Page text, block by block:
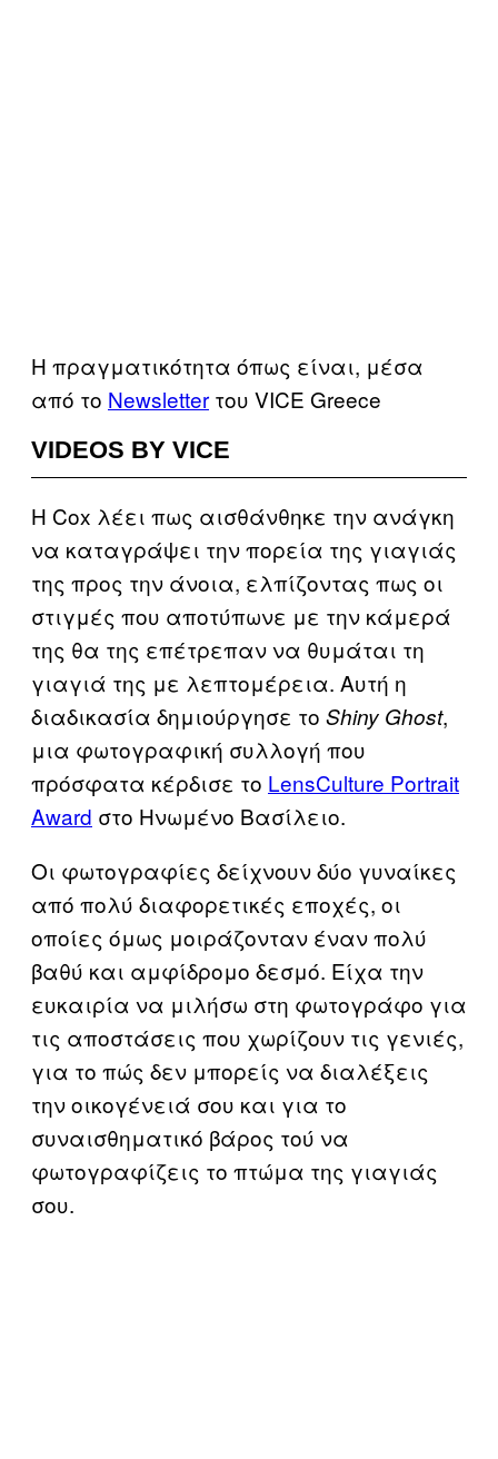
Η πραγματικότητα όπως είναι, μέσα
από το Newsletter του VICE Greece
VIDEOS BY VICE
Η Cox λέει πως αισθάνθηκε την ανάγκη
να καταγράψει την πορεία της γιαγιάς
της προς την άνοια, ελπίζοντας πως οι
στιγμές που αποτύπωνε με την κάμερά
της θα της επέτρεπαν να θυμάται τη
γιαγιά της με λεπτομέρεια. Αυτή η
διαδικασία δημιούργησε το Shiny Ghost,
μια φωτογραφική συλλογή που
πρόσφατα κέρδισε το LensCulture Portrait
Award στο Ηνωμένο Βασίλειο.
Οι φωτογραφίες δείχνουν δύο γυναίκες
από πολύ διαφορετικές εποχές, οι
οποίες όμως μοιράζονταν έναν πολύ
βαθύ και αμφίδρομο δεσμό. Είχα την
ευκαιρία να μιλήσω στη φωτογράφο για
τις αποστάσεις που χωρίζουν τις γενιές,
για το πώς δεν μπορείς να διαλέξεις
την οικογένειά σου και για το
συναισθηματικό βάρος τού να
φωτογραφίζεις το πτώμα της γιαγιάς
σου.